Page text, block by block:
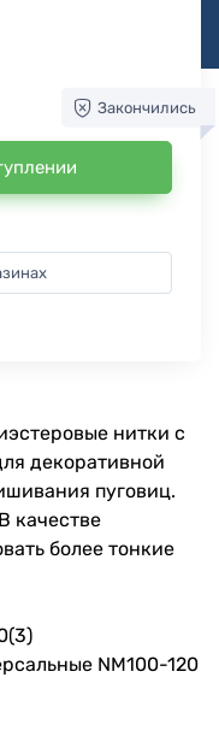
Закончились
нитки с
декоративной
пуговиц.
качестве
более тонкие
NM100-120